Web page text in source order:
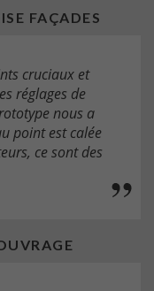
FAÇADES
cruciaux et
réglages de
nous a
point est calée
ce sont des